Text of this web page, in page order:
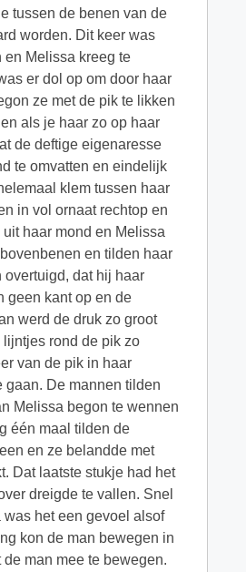
tussen de benen van de
worden. Dit keer was
en Melissa kreeg te
er dol op om door haar
ze met de pik te likken
als je haar zo op haar
de deftige eigenaresse
te omvatten en eindelijk
klem tussen haar
in vol ornaat rechtop en
haar mond en Melissa
en tilden haar
dat hij haar
geen kant op en de
werd de druk zo groot
rond de pik zo
van de pik in haar
gaan. De mannen tilden
Melissa begon te wennen
één maal tilden de
en ze belandde met
Dat laatste stukje had het
dreigde te vallen. Snel
het een gevoel alsof
kon de man bewegen in
man mee te bewegen.